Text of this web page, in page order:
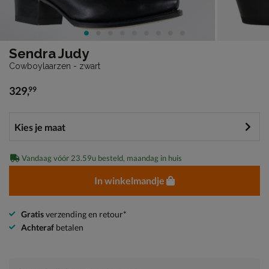
Sendra Judy
Cowboylaarzen - zwart
€ 329,99
329,99
Vandaag vóór 23.59u besteld, maandag in huis
In winkelmandje
Gratisverzending en retour*
Achteraf betalen